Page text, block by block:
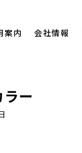
案内 会社情報
ー